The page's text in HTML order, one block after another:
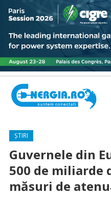
ȘTIRI
Guvernele din
500 de miliarde
măsuri de